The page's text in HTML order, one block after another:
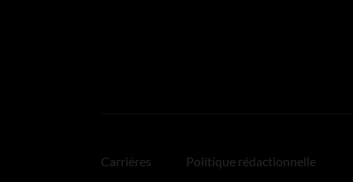
Carrières Politique rédactionnelle